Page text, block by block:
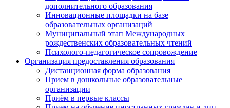
дополнительного образования
Инновационные площадки на базе
образовательных организаций
Муниципальный этап Международных
рождественских образовательных чтений
Психолого-педагогическое сопровождение
Организация предоставления образования
Дистанционная форма образования
Прием в дошкольные образовательные
организации
Приём в первые классы